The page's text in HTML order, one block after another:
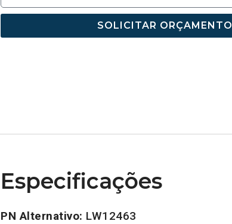
SOLICITAR ORÇAMENTO
Especificações
PN Alternativo: LW12463